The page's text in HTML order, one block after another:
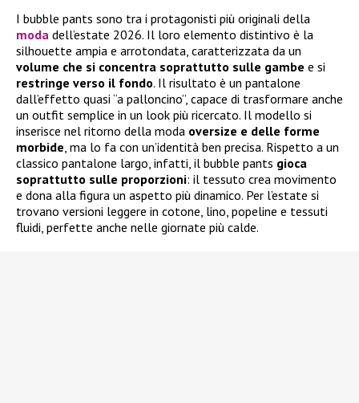
I bubble pants sono tra i protagonisti più originali della
moda dell’estate 2026. Il loro elemento distintivo è la
silhouette ampia e arrotondata, caratterizzata da un
volume che si concentra soprattutto sulle gambe e si
restringe verso il fondo. Il risultato è un pantalone
dall’effetto quasi “a palloncino”, capace di trasformare anche
un outfit semplice in un look più ricercato. Il modello si
inserisce nel ritorno della moda oversize e delle forme
morbide , ma lo fa con un’identità ben precisa. Rispetto a un
classico pantalone largo, infatti, il bubble pants gioca
soprattutto sulle proporzioni: il tessuto crea movimento
e dona alla figura un aspetto più dinamico. Per l’estate si
trovano versioni leggere in cotone, lino, popeline e tessuti
fluidi, perfette anche nelle giornate più calde.